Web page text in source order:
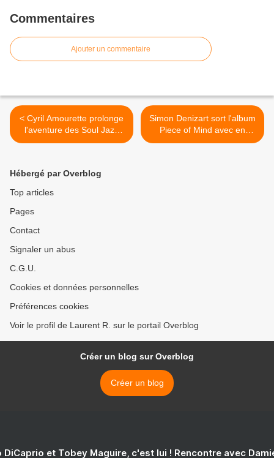
Commentaires
Ajouter un commentaire
< Cyril Amourette prolonge
l'aventure des Soul Jazz
Rebels avec l'album Instant
Simon Denizart sort l'album
Piece of Mind avec en
nouvel extrait Blackout feat
Hébergé par Overblog
Top articles
Pages
Contact
Signaler un abus
C.G.U.
Cookies et données personnelles
Préférences cookies
Voir le profil de Laurent R. sur le portail Overblog
Créer un blog sur Overblog
Créer un blog
DiCaprio et Tobey Maguire, c'est lui ! Rencontre avec